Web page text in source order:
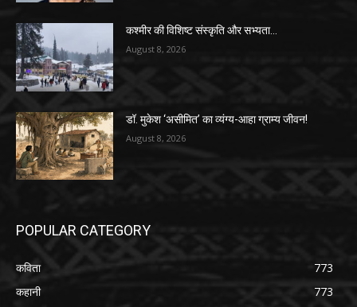
कश्मीर की विशिष्ट संस्कृति और सभ्यता…
August 8, 2026
डॉ. मुकेश ‘असीमित’ का व्यंग्य-आहा ग्राम्य जीवन!
August 8, 2026
POPULAR CATEGORY
कविता
773
कहानी
773